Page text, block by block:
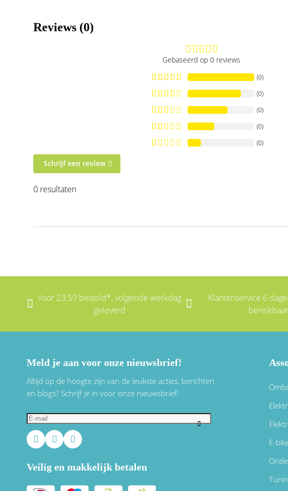
Reviews (0)
Gebaseerd op 0 reviews
(0)
(0)
(0)
(0)
(0)
Schrijf een review
0 resultaten
Voor 23:59 besteld*, volgende werkdag
geleverd
Klantenservice 6
bereikbaar
Meld je aan voor onze nieuwsbrief!
Altijd op de hoogte zijn van de leukste acties, berichten
en blogs? Schrijf je in voor onze nieuwsbrief!
Veilig en makkelijk betalen
E-